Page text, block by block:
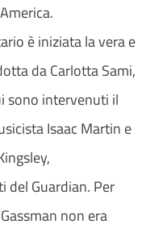
è iniziata la vera e
da Carlotta Sami,
sono intervenuti il
Isaac Martin e
del Guardian. Per
non era